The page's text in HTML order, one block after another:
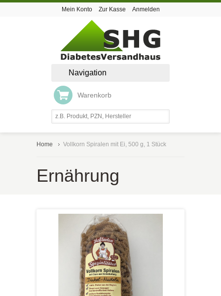
Mein Konto Zur Kasse Anmelden
Navigation
Warenkorb
Home Vollkorn Spiralen mit Ei, 500 g, 1 Stück
Ernährung